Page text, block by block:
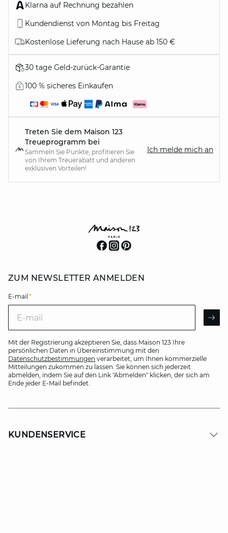
Klarna auf Rechnung bezahlen
Kundendienst von Montag bis Freitag
Kostenlose Lieferung nach Hause ab 150 €
30 tage Geld-zurück-Garantie
100 % sicheres Einkaufen
Treten Sie dem Maison 123
Treueprogramm bei
Sammeln Sie Punkte, profitieren Sie
von Ihrem Treuerabatt und anderen
exklusiven Vorteilen!
Ich melde mich an
ZUM NEWSLETTER ANMELDEN
E-mail *
Mit der Registrierung akzeptieren Sie, dass Maison 123 Ihre
persönlichen Daten in Übereinstimmung mit den
Datenschutzbestimmungen verarbeitet, um Ihnen kommerzielle
Mitteilungen zukommen zu lassen. Sie können sich jederzeit
abmelden, indem Sie auf den Link "Abmelden" klicken, der sich am
Ende jeder E-Mail befindet.
KUNDENSERVICE